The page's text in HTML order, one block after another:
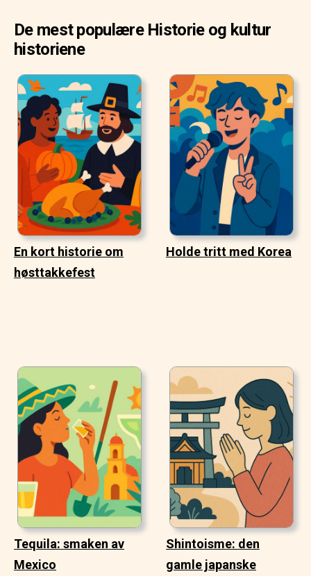
De mest populære Historie og kultur
historiene
En kort historie om
høsttakkefest
Holde tritt med Korea
Tequila: smaken av
Mexico
Shintoisme: den
gamle japanske